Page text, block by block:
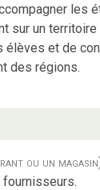
les
sur un
élèves et de
des régions.
ou un
fournisseurs.